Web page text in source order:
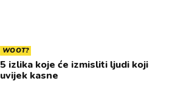
WOOT?
5 izlika koje će izmisliti ljudi koji
uvijek kasne